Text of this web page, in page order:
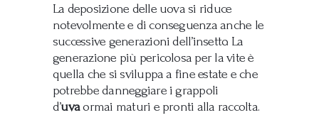
La deposizione delle uova si riduce
notevolmente e di conseguenza anche le
successive generazioni dell’insetto. La
generazione più pericolosa per la vite è
quella che si sviluppa a fine estate e che
potrebbe danneggiare i grappoli
d’uvaormai maturi e pronti alla raccolta.